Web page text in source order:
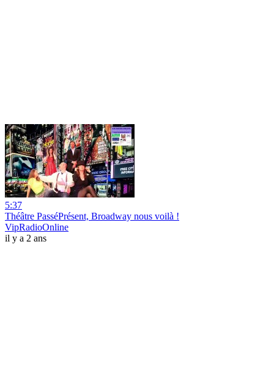
5:37
Théâtre PasséPrésent, Broadway nous voilà !
VipRadioOnline
il y a 2 ans